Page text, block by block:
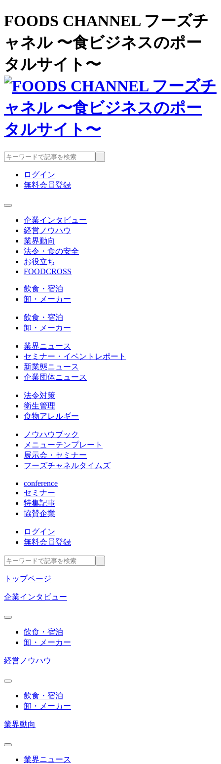
FOODS CHANNEL フーズチ
ャネル 〜食ビジネスのポー
タルサイト〜
ログイン
無料会員登録
企業インタビュー
経営ノウハウ
業界動向
法令・食の安全
お役立ち
FOODCROSS
飲食・宿泊
卸・メーカー
飲食・宿泊
卸・メーカー
業界ニュース
セミナー・イベントレポート
新業態ニュース
企業団体ニュース
法令対策
衛生管理
食物アレルギー
ノウハウブック
メニューテンプレート
展示会・セミナー
フーズチャネルタイムズ
conference
セミナー
特集記事
協賛企業
ログイン
無料会員登録
トップページ
企業インタビュー
飲食・宿泊
卸・メーカー
経営ノウハウ
飲食・宿泊
卸・メーカー
業界動向
業界ニュース